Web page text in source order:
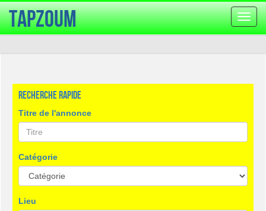
la
TapZoum
Recherche rapide
Titre de l'annonce
Catégorie
Lieu